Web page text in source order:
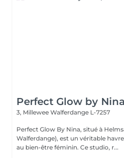
Perfect Glow by Nina
3, Millewee Walferdange L-7257
Perfect Glow By Nina, situé à
Walferdange), est un véritable
au bien-être féminin. Ce studio, r...